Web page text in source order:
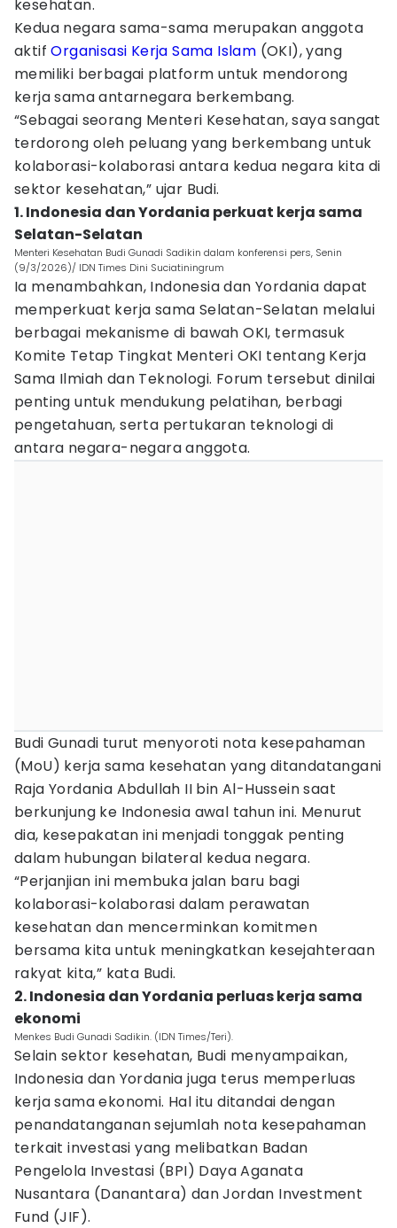
kesehatan.
Kedua negara sama-sama merupakan anggota
aktifOrganisasi Kerja Sama Islam (OKI), yang
memiliki berbagai platform untuk mendorong
kerja sama antarnegara berkembang.
“Sebagai seorang Menteri Kesehatan, saya sangat
terdorong oleh peluang yang berkembang untuk
kolaborasi-kolaborasi antara kedua negara kita di
sektor kesehatan,” ujar Budi.
1. Indonesia dan Yordania perkuat kerja sama
Selatan-Selatan
Menteri Kesehatan Budi Gunadi Sadikin dalam konferensi pers, Senin
(9/3/2026)/ IDN Times Dini Suciatiningrum
Ia menambahkan, Indonesia dan Yordania dapat
memperkuat kerja sama Selatan-Selatan melalui
berbagai mekanisme di bawah OKI, termasuk
Komite Tetap Tingkat Menteri OKI tentang Kerja
Sama Ilmiah dan Teknologi. Forum tersebut dinilai
penting untuk mendukung pelatihan, berbagi
pengetahuan, serta pertukaran teknologi di
antara negara-negara anggota.
Budi Gunadi turut menyoroti nota kesepahaman
(MoU) kerja sama kesehatan yang ditandatangani
Raja Yordania Abdullah II bin Al-Hussein saat
berkunjung ke Indonesia awal tahun ini. Menurut
dia, kesepakatan ini menjadi tonggak penting
dalam hubungan bilateral kedua negara.
“Perjanjian ini membuka jalan baru bagi
kolaborasi-kolaborasi dalam perawatan
kesehatan dan mencerminkan komitmen
bersama kita untuk meningkatkan kesejahteraan
rakyat kita,” kata Budi.
2. Indonesia dan Yordania perluas kerja sama
ekonomi
Menkes Budi Gunadi Sadikin. (IDN Times/Teri).
Selain sektor kesehatan, Budi menyampaikan,
Indonesia dan Yordania juga terus memperluas
kerja sama ekonomi. Hal itu ditandai dengan
penandatanganan sejumlah nota kesepahaman
terkait investasi yang melibatkan Badan
Pengelola Investasi (BPI) Daya Aganata
Nusantara (Danantara) dan Jordan Investment
Fund (JIF).